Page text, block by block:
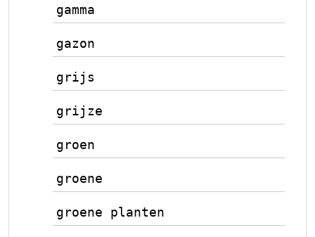
gamma
gazon
grijs
grijze
groen
groene
groene planten